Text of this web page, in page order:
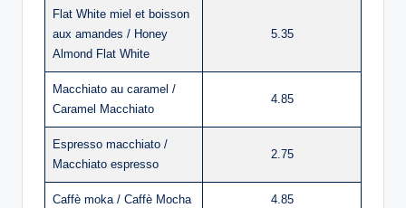
Flat White miel et boisson
aux amandes / Honey
Almond Flat White
5.35
Macchiato au caramel /
Caramel Macchiato
4.85
Espresso macchiato /
Macchiato espresso
2.75
Caffè moka / Caffè Mocha 4.85